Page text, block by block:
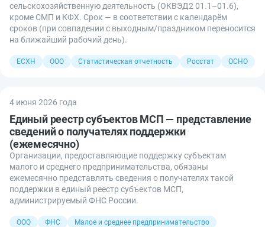
сельскохозяйственную деятельность (ОКВЭД2 01.1–01.6),
кроме СМП и КФХ. Срок — в соответствии с календарём
сроков (при совпадении с выходным/праздником переносится
на ближайший рабочий день).
ЕСХН ООО Статистическая отчетность Росстат ОСНО
4 июня 2026 года
Единый реестр субъектов МСП — представление
сведений о получателях поддержки
(ежемесячно)
Организации, предоставляющие поддержку субъектам
малого и среднего предпринимательства, обязаны
ежемесячно представлять сведения о получателях такой
поддержки в единый реестр субъектов МСП,
администрируемый ФНС России.
ООО ФНС Малое и среднее предпринимательство